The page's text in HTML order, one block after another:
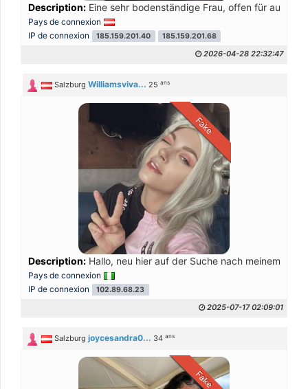
Description: Eine sehr bodenständige Frau, offen für
Pays de connexion
IP de connexion
185.159.201.40 185.159.201.68
2026-04-28 22:32:47
Salzburg Williamsviva... 25ans
Fake
Description: Hallo, neu hier auf der Suche nach meinem
Pays de connexion
IP de connexion
102.89.68.23
2025-07-17 02:09:01
Salzburg joycesandra0... 34ans
Fake